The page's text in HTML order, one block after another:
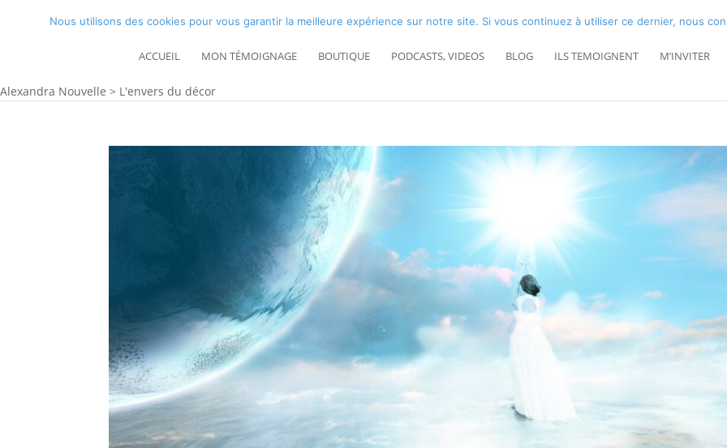
ACCUEIL MON TÉMOIGNAGE BOUTIQUE PODCASTS, VIDEOS BLOG ILS TEMOIGNENT M’INVITER
Alexandra Nouvelle > L'envers du décor
Nous utilisons des cookies pour vous garantir la meilleure expérience sur notre site. Si vous continuez à utiliser ce dernier, nous